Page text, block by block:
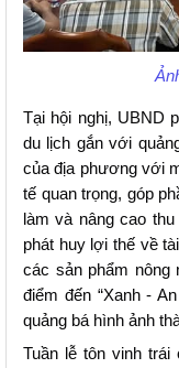
Tại hội nghị, UBND
du lịch gắn với
của địa phương với
tế quan trọng, góp
làm và nâng cao
phát huy lợi thế về
các sản phẩm nông
điểm đến “Xanh -
quảng bá hình ảnh
Tuần lễ tôn vinh